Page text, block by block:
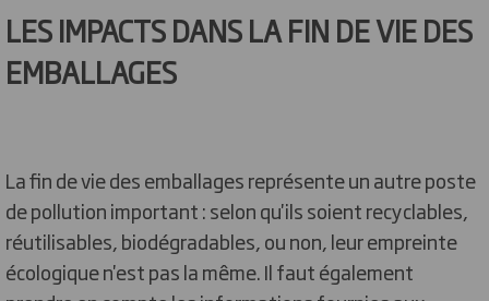
LES IMPACTS DANS LA FIN DE VIE DES
EMBALLAGES
La fin de vie des emballages représente un autre poste
de pollution important : selon qu'ils soient recyclables,
réutilisables, biodégradables, ou non, leur empreinte
écologique n'est pas la même. Il faut également